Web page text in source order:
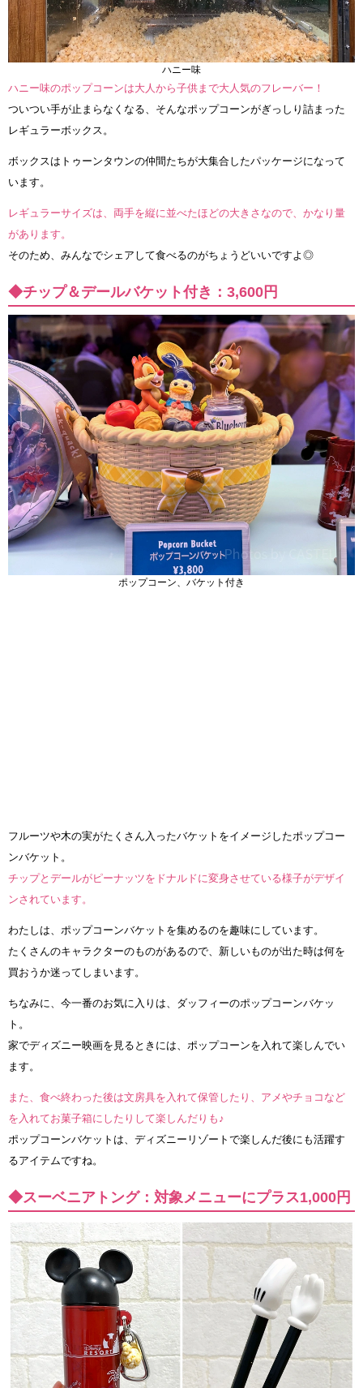
ハニー味
ハニー味のポップコーンは大人から子供まで大人気のフレーバー！
ついつい手が止まらなくなる、そんなポップコーンがぎっしり詰まった
レギュラーボックス。
ボックスはトゥーンタウンの仲間たちが大集合したパッケージになって
います。
レギュラーサイズは、両手を縦に並べたほどの大きさなので、かなり量
があります。
そのため、みんなでシェアして食べるのがちょうどいいですよ◎
◆チップ＆デールバケット付き：3,600円
ポップコーン、バケット付き
フルーツや木の実がたくさん入ったバケットをイメージしたポップコー
ンバケット。
チップとデールがピーナッツをドナルドに変身させている様子がデザイ
ンされています。
わたしは、ポップコーンバケットを集めるのを趣味にしています。
たくさんのキャラクターのものがあるので、新しいものが出た時は何を
買おうか迷ってしまいます。
ちなみに、今一番のお気に入りは、ダッフィーのポップコーンバケッ
ト。
家でディズニー映画を見るときには、ポップコーンを入れて楽しんでい
ます。
また、食べ終わった後は文房具を入れて保管したり、アメやチョコなど
を入れてお菓子箱にしたりして楽しんだりも♪
ポップコーンバケットは、ディズニーリゾートで楽しんだ後にも活躍す
るアイテムですね。
◆スーベニアトング：対象メニューにプラス1,000円